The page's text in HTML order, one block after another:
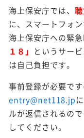
海上保安庁では、
に、スマートフォ
海上保安庁への緊
１８」 というサー
は自己負担です。
事前登録が必要で
entry@net118.jp
ルが返信されるの
してください。